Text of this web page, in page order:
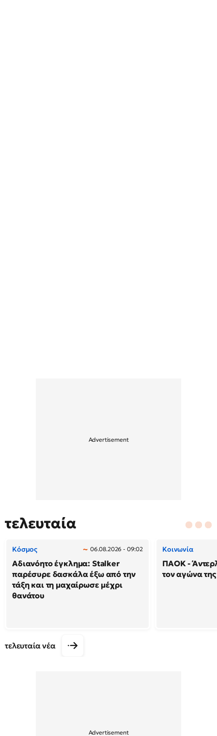
τελευταία
Κόσμος 06.08.2026 - 09:02
Αδιανόητο έγκλημα: Stalker
παρέσυρε δασκάλα έξω από την
τάξη και τη μαχαίρωσε μέχρι
θανάτου
Κοινωνία
ΠΑΟΚ -
τον αγώνα
τελευταία νέα